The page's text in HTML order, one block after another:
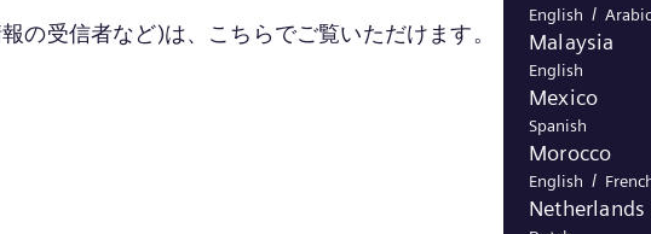
English / Arabic
Malaysia
English
Mexico
Spanish
Morocco
English /
Netherlands
の受信者など)は、こちらでご覧いただけます。